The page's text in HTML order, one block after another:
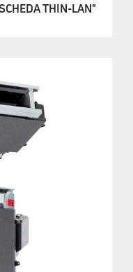
THIN-LAN"